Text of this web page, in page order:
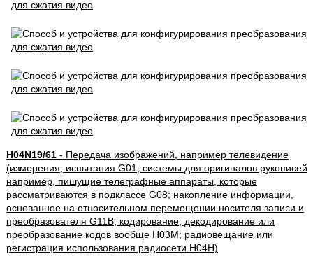
H04N19/61- Передача изображений, например телевидение
(измерения, испытания G01; системы для оригиналов рукописей
например, пишущие телеграфные аппараты, которые
рассматриваются в подклассе G08; накопление информации,
основанное на относительном перемещении носителя записи и
преобразователя G11B; кодирование; декодирование или
преобразование кодов вообще H03M; радиовещание или
регистрация использования радиосети H04H)